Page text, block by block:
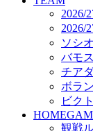
練習
TICKET
奈良
奈良
観戦
2026/
サポ
GOODS
2026/
2026/
ソシ
バモス
チア
ボラ
ビク
観戦